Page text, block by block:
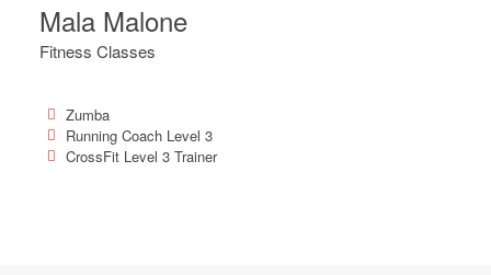
Mala Malone
Fitness Classes
Zumba
Running Coach Level 3
CrossFit Level 3 Trainer